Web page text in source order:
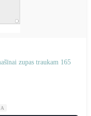
zupas traukam 165